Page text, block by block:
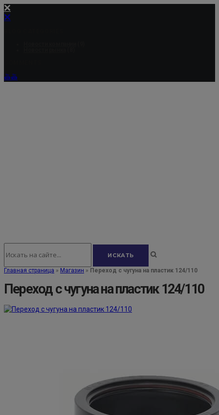
Главная страница » Магазин » Переход с чугуна на пластик 124/110
Переход с чугуна на пластик 124/110